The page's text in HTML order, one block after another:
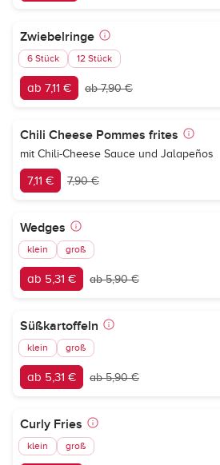
Zwiebelringe
6 Stück 12 Stück
ab 7,11 € ab 7,90 €
Chili Cheese Pommes frites
mit Chili-Cheese Sauce und Jalapeños
7,11 € 7,90 €
Wedges
klein groß
ab 5,31 € ab 5,90 €
Süßkartoffeln
klein groß
ab 5,31 € ab 5,90 €
Curly Fries
klein groß